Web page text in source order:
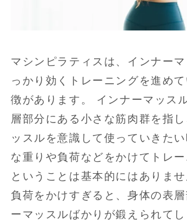
マシンピラティスは、インナー
っかり効くトレーニングを進め
徴があります。 インナーマッス
層部分にある小さな筋肉群を指
ッスルを意識して使っていきた
な重りや負荷などをかけてトレ
ということは基本的にはありま
負荷をかけすぎると、身体の表
ーマッスルばかりが鍛えられて